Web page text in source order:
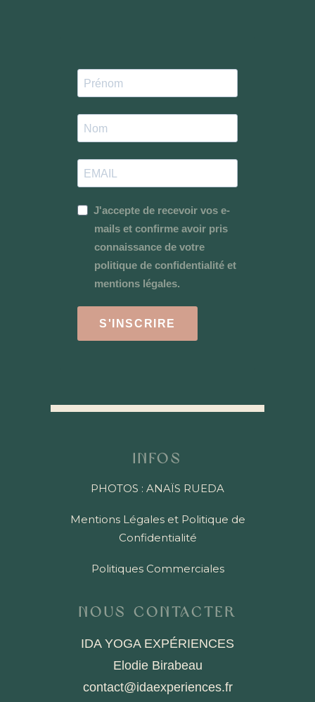
J'accepte de recevoir vos e-
mails et confirme avoir pris
connaissance de votre
politique de confidentialité et
mentions légales.
S'INSCRIRE
Infos
PHOTOS : ANAÏS RUEDA
Mentions Légales et Politique de
Confidentialité
Politiques Commerciales
Nous contacter
IDA YOGA EXPÉRIENCES
Elodie Birabeau
contact@idaexperiences.fr